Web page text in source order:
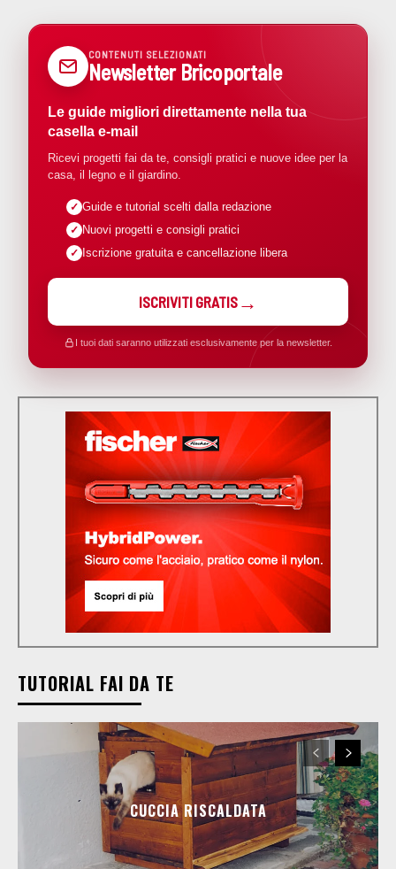
CONTENUTI SELEZIONATI
Newsletter Bricoportale
Le guide migliori direttamente nella tua
casella e-mail
Ricevi progetti fai da te, consigli pratici e nuove idee per la
casa, il legno e il giardino.
Guide e tutorial scelti dalla redazione
Nuovi progetti e consigli pratici
Iscrizione gratuita e cancellazione libera
ISCRIVITI GRATIS
I tuoi dati saranno utilizzati esclusivamente per la newsletter.
TUTORIAL FAI DA TE
CUCCIA RISCALDATA